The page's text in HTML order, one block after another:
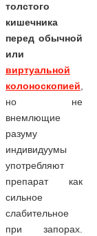
толстого
кишечника
перед обычной
или
виртуальной
колоноскопией
но не
внемлющие
разуму
индивидуумы
употребляют
препарат как
сильное
слабительное
при запорах.